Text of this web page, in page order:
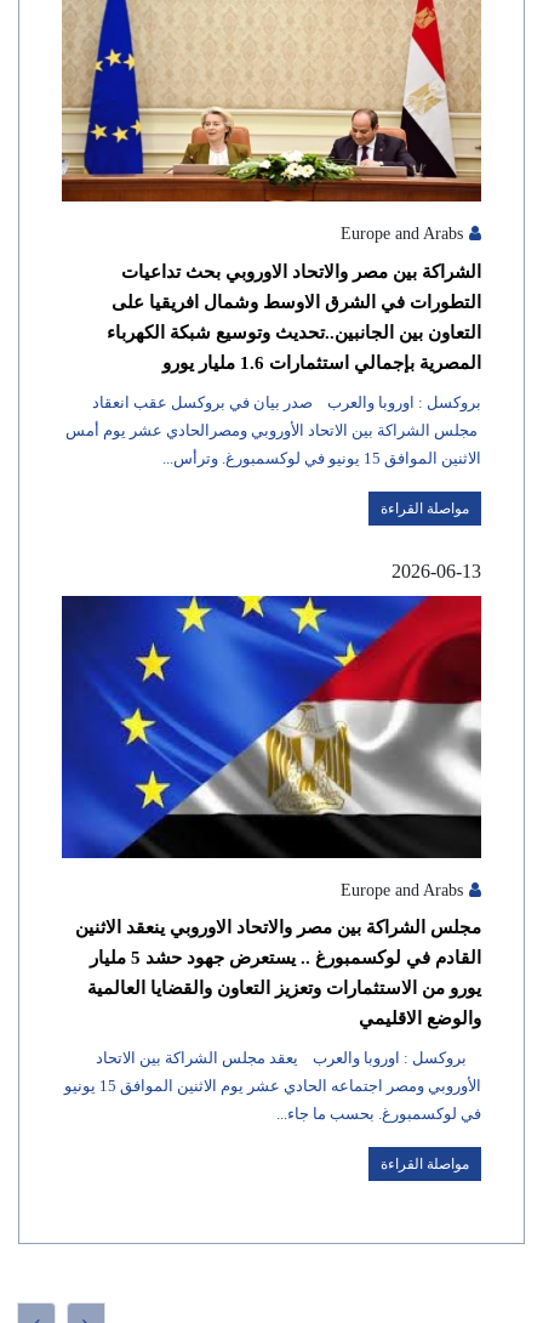
Europe and Arabs
الشراكة بين مصر والاتحاد الاوروبي بحث تداعيات
التطورات في الشرق الاوسط وشمال افريقيا على
التعاون بين الجانبين..تحديث وتوسيع شبكة الكهرباء
المصرية بإجمالي استثمارات 1.6 مليار يورو
بروكسل : اوروبا والعرب صدر بيان في بروكسل عقب انعقاد
مجلس الشراكة بين الاتحاد الأوروبي ومصرالحادي عشر يوم أمس
الاثنين الموافق 15 يونيو في لوكسمبورغ. وترأس...
مواصلة القراءة
2026-06-13
Europe and Arabs
مجلس الشراكة بين مصر والاتحاد الاوروبي ينعقد الاثنين
القادم في لوكسمبورغ .. يستعرض جهود حشد 5 مليار
يورو من الاستثمارات وتعزيز التعاون والقضايا العالمية
والوضع الاقليمي
بروكسل : اوروبا والعرب يعقد مجلس الشراكة بين الاتحاد
الأوروبي ومصر اجتماعه الحادي عشر يوم الاثنين الموافق 15 يونيو
في لوكسمبورغ. بحسب ما جاء...
مواصلة القراءة